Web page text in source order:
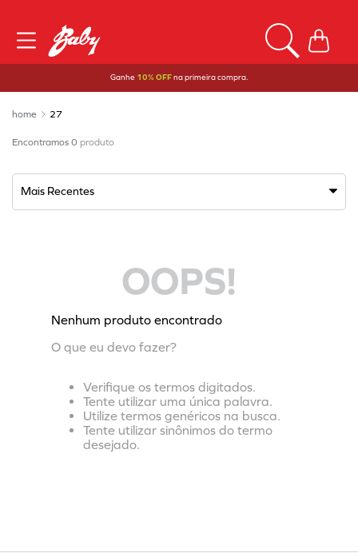
Ganhe 10% OFFna primeira compra.
27
0 produto
Mais Recentes
OOPS!
Nenhum produto encontrado
O que eu devo fazer?
Verifique os termos digitados.
Tente utilizar uma única palavra.
Utilize termos genéricos na busca.
Tente utilizar sinônimos do termo
desejado.